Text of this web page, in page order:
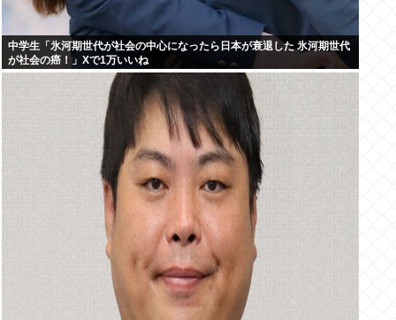
中学生「氷河期世代が社会の中心になったら日本が衰退した 氷河期世代
が社会の癌！」Xで1万いいね